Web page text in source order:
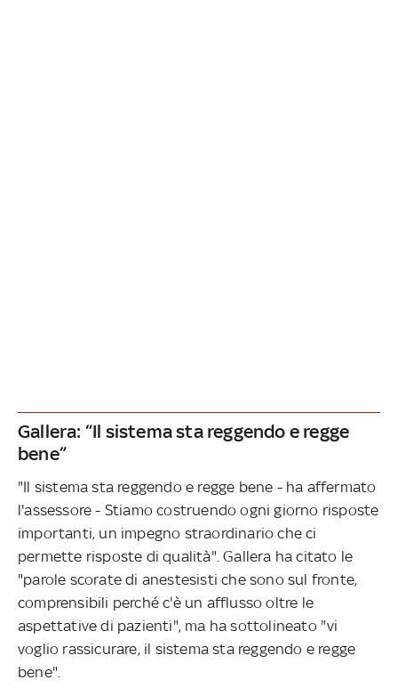
Gallera: “Il sistema sta reggendo e regge
bene”
"Il sistema sta reggendo e regge bene - ha affermato
l'assessore - Stiamo costruendo ogni giorno risposte
importanti, un impegno straordinario che ci
permette risposte di qualità". Gallera ha citato le
"parole scorate di anestesisti che sono sul fronte,
comprensibili perché c'è un afflusso oltre le
aspettative di pazienti", ma ha sottolineato "vi
voglio rassicurare, il sistema sta reggendo e regge
bene".